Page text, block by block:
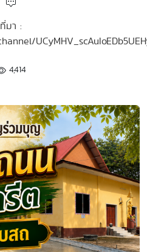
ที่มา :
4,414